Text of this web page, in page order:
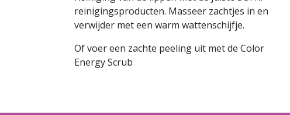
reinigingsproducten. Masseer zachtjes in en
verwijder met een warm wattenschijfje.
Of voer een zachte peeling uit met de Color
Energy Scrub